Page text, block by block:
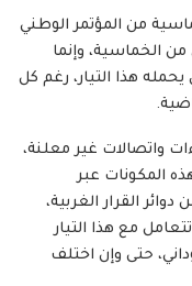
من المؤتمر الوطني
من الخماسية، وإنما
هذا التيار، رغم كل
واتصالات غير معلنة،
المكونات عبر
القرار الغربية،
مع هذا التيار
حتى وإن اختلف